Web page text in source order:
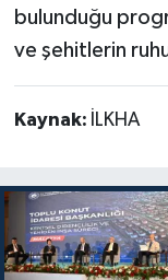
bulunduğu
ve şehitlerin
Kaynak: İLKHA